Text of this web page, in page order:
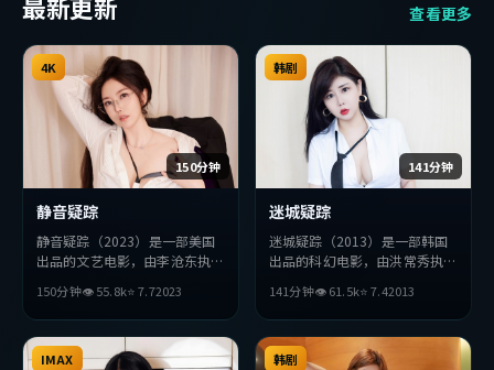
最新更新 查看更多
150分钟
4K
静音疑踪
静音疑踪（2023）是一部美国
出品的文艺电影，由李沧东执
主演。影片在叙事与视听上力求
突破，探讨人性与抉择，节奏张
弛有度，适合喜欢该类型的观众
完整观看。
150分钟👁55.8k⭐7.72023
141分钟
韩剧
迷城疑踪
迷城疑踪（2013）是一部韩国
出品的科幻电影，由洪常秀执
等主演。影片在叙事与视听上力
求突破，探讨人性与抉择，节奏
张弛有度，适合喜欢该类型的观
众完整观看。
141分钟👁61.5k⭐7.42013
IMAX 韩剧